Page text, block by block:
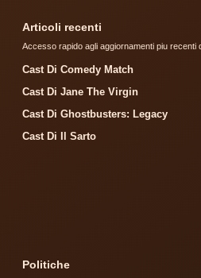
Articoli recenti
Accesso rapido agli aggiornamenti piu recenti
Cast Di Comedy Match
Cast Di Jane The Virgin
Cast Di Ghostbusters: Legacy
Cast Di Il Sarto
Politiche